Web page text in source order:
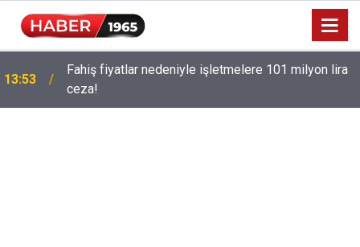
13:53
Fahiş fiyatlar nedeniyle işletmelere 101 milyon lira
ceza!